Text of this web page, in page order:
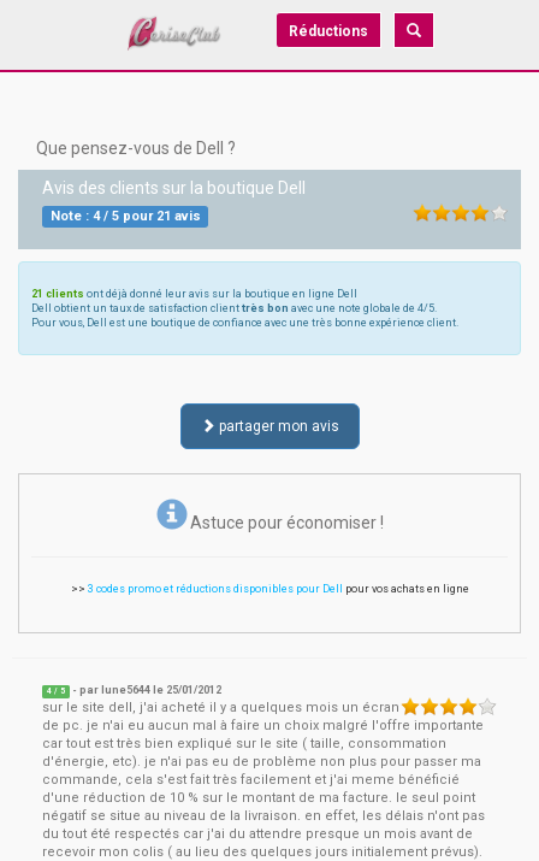
Réductions
Que pensez-vous de Dell ?
Avis des clients sur la boutique Dell
Note : 4/ 5pour 21 avis
21 clients ont déjà donné leur avis sur la boutique en ligne Dell
Dell obtient un taux de satisfaction client très bon avec une note globale de 4/5.
Pour vous, Dell est une boutique de confiance avec une très bonne expérience client.
partager mon avis
Astuce pour économiser !
>> 3 codes promo et réductions disponibles pour Dell pour vos achats en ligne
4 / 5 - par lune5644 le 25/01/2012
sur le site dell, j'ai acheté il y a quelques mois un écran
de pc. je n'ai eu aucun mal à faire un choix malgré l'offre importante
car tout est très bien expliqué sur le site ( taille, consommation
d'énergie, etc). je n'ai pas eu de problème non plus pour passer ma
commande, cela s'est fait très facilement et j'ai meme bénéficié
d'une réduction de 10 % sur le montant de ma facture. le seul point
négatif se situe au niveau de la livraison. en effet, les délais n'ont pas
du tout été respectés car j'ai du attendre presque un mois avant de
recevoir mon colis ( au lieu des quelques jours initialement prévus).